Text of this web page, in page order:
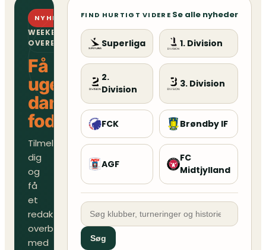
NYHEDSBREV
WEEKENDENS
OVERBLIK
Få
ugens
danske
fodboldoverblik
Tilmeld
dig
og
få
et
redaktionelt
overblik
med
FIND HURTIGT VIDERE Se alle nyheder
Superliga 1. Division
2.
Division
3. Division
FCK Brøndby IF
AGF
FC
Midtjylland
Søg